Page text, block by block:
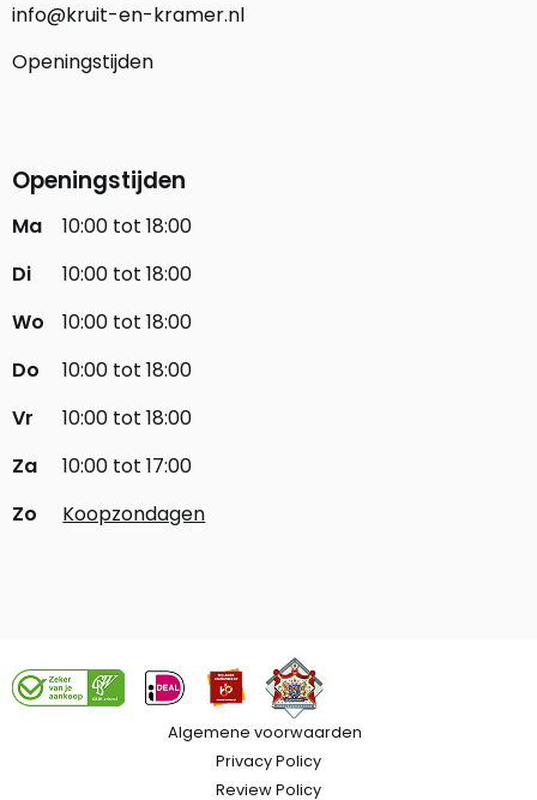
info@kruit-en-kramer.nl
Openingstijden
Openingstijden
Ma
10:00 tot 18:00
Di
10:00 tot 18:00
Wo
10:00 tot 18:00
Do
10:00 tot 18:00
Vr
10:00 tot 18:00
Za
10:00 tot 17:00
Zo
Koopzondagen
Algemene voorwaarden
Privacy Policy
Review Policy